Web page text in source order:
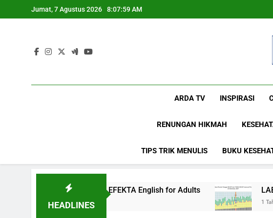
to
Jumat, 7 Agustus 2026 8:08:00 AM
ARDA TV INSPIRASI
RENUNGAN HIKMAH
TIPS TRIK MENULIS BUKU
HEADLINES
di EF EFEKTA English for Adults LABKESMAS
1 Tahun Ago